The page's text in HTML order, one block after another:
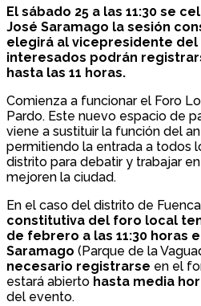
El sábado 25 a las 11:30 se
José Saramago la sesión
elegirá al vicepresidente
interesados podrán
hasta las 11 horas.
Comienza a funcionar el Foro
Pardo. Este nuevo espacio de
viene a sustituir la función del
permitiendo la entrada a todos
distrito para debatir y trabajar
mejoren la ciudad.
En el caso del distrito de
constitutiva del foro local
de febrero a las 11:30 horas
Saramago (Parque de la
necesario registrarse en el
estará abierto hasta media
del evento.